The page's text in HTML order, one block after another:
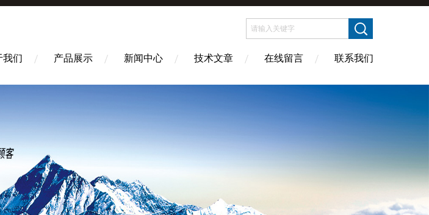
我们 产品展示 新闻中心 技术文章 在线留言 联系我们